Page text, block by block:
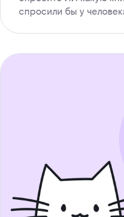
спросили бы у